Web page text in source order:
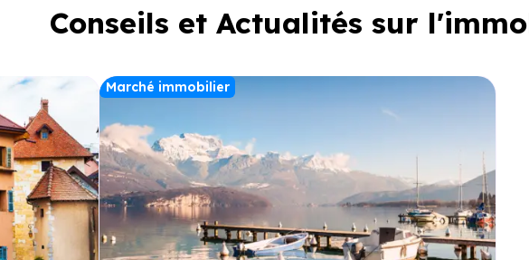
Conseils et Actualités sur
Marché immobilier